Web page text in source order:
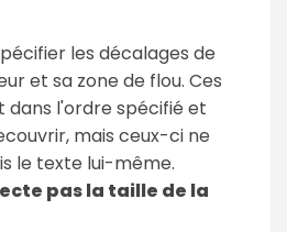
les décalages de
et sa zone de flou. Ces
dans l'ordre spécifié et
mais ceux-ci ne
le texte lui-même.
pas la taille de la